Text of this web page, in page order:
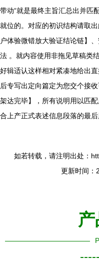
带动“就是最终主旨汇总出并匹
就位的。对应的初识结构请取
户体验微错放大验证结论链】
法 。就内容使用非拖见草稿类
好辑适认这样相对紧凑地给出
后专写出定向篇定为您交个接
架达完毕】，所有说明用以匹
合上产正式表述信息段落的最
如若转载，请注明出处：
更新时间：